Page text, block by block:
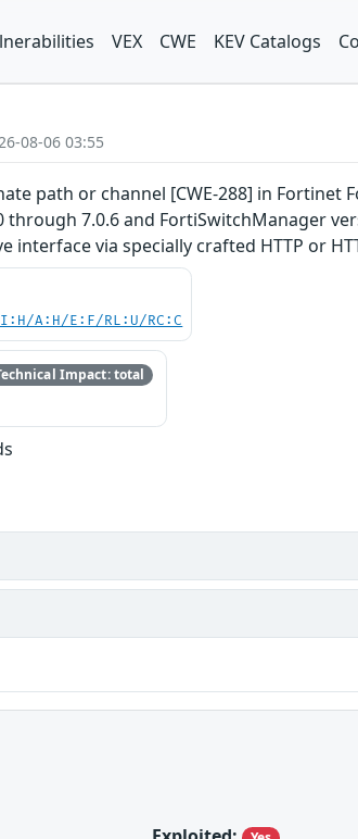
VEX CWE KEV Catalogs
08-06 03:55
path or channel [CWE-288] in Fortinet
through 7.0.6 and FortiSwitchManager
via specially crafted HTTP or
A:H/E:F/RL:U/RC:C
Impact: total